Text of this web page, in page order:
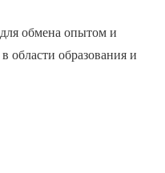
обмена опытом и
области образования и